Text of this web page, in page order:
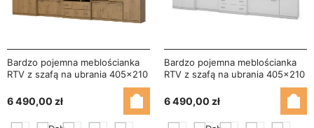
Bardzo pojemna meblościanka
RTV z szafą na ubrania 405×210
6 490,00 zł
Bardzo pojemna meblościanka
RTV z szafą na ubrania 405×210
6 490,00 zł